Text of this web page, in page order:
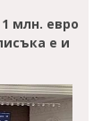
млн. евро
е и